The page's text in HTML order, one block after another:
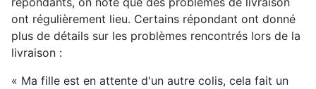
ont régulièrement lieu. Certains répondant ont donné
plus de détails sur les problèmes rencontrés lors de la
livraison :
« Ma fille est en attente d'un autre colis, cela fait un